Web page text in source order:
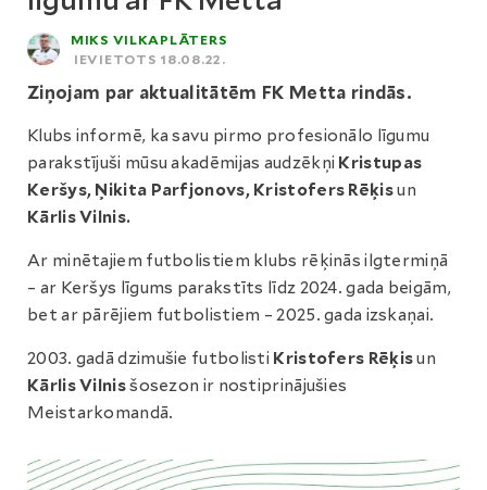
MIKS VILKAPLĀTERS
IEVIETOTS 18.08.22.
Ziņojam par aktualitātēm FK Metta rindās.
Klubs informē, ka savu pirmo profesionālo līgumu
parakstījuši mūsu akadēmijas audzēkņi Kristupas
Keršys, Ņikita Parfjonovs, Kristofers Rēķisun
Kārlis Vilnis.
Ar minētajiem futbolistiem klubs rēķinās ilgtermiņā
– ar Keršys līgums parakstīts līdz 2024. gada beigām,
bet ar pārējiem futbolistiem – 2025. gada izskaņai.
2003. gadā dzimušie futbolisti Kristofers Rēķisun
Kārlis Vilnisšosezon ir nostiprinājušies
Meistarkomandā.